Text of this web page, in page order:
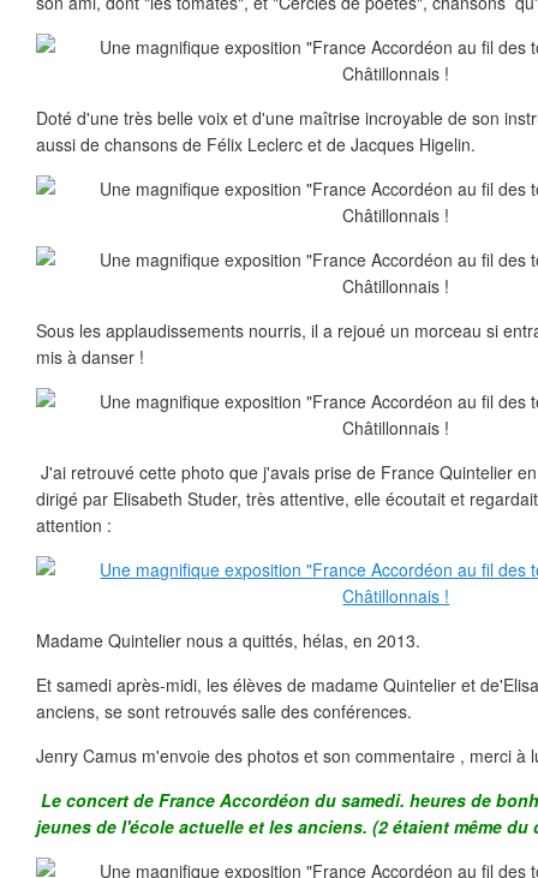
Doté d'une très belle voix et d'une maîtrise incroyable de son
aussi de chansons de Félix Leclerc et de Jacques Higelin.
Sous les applaudissements nourris, il a rejoué un morceau si
mis à danser !
J'ai retrouvé cette photo que j'avais prise de France Quintelier
dirigé par Elisabeth Studer, très attentive, elle écoutait et
attention :
Madame Quintelier nous a quittés, hélas, en 2013.
Et samedi après-midi, les élèves de madame Quintelier et
anciens, se sont retrouvés salle des conférences.
Jenry Camus m'envoie des photos et son commentaire , merci à
Le concert de France Accordéon du samedi. heures de
jeunes de l'école actuelle et les anciens. (2 étaient même du